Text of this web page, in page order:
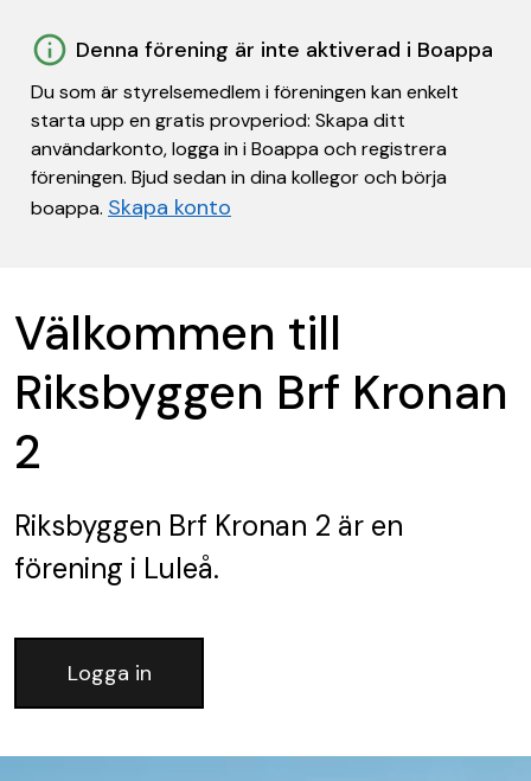
Denna förening är inte aktiverad i Boappa
Du som är styrelsemedlem i föreningen kan enkelt
starta upp en gratis provperiod: Skapa ditt
användarkonto, logga in i Boappa och registrera
föreningen. Bjud sedan in dina kollegor och börja
boappa. Skapa konto
Välkommen till
Riksbyggen Brf Kronan
2
Riksbyggen Brf Kronan 2 är en
förening i Luleå.
Logga in